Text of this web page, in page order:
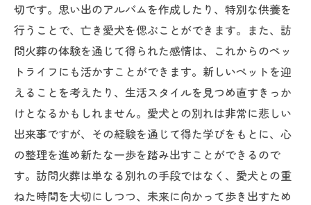
切です。思い出のアルバムを作成したり、特別な供養を
行うことで、亡き愛犬を偲ぶことができます。また、訪
問火葬の体験を通じて得られた感情は、これからのペッ
トライフにも活かすことができます。新しいペットを迎
えることを考えたり、生活スタイルを見つめ直すきっか
けとなるかもしれません。愛犬との別れは非常に悲しい
出来事ですが、その経験を通じて得た学びをもとに、心
の整理を進め新たな一歩を踏み出すことができるので
す。訪問火葬は単なる別れの手段ではなく、愛犬との重
ねた時間を大切にしつつ、未来に向かって歩き出すため